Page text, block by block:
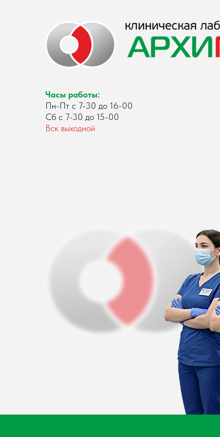
Часы работы:
Пн-Пт с 7-30 до 16-00
Сб с 7-30 до 15-00
Вск выходной